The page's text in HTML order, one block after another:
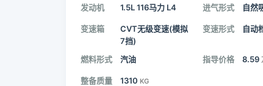
发动机 1.5L 116马力 L4 进气形式 自然
变速箱
CVT无级变速(模拟
7挡)
变速形式 自动
燃料形式 汽油 指导价格 8.59
整备质量 1310 KG